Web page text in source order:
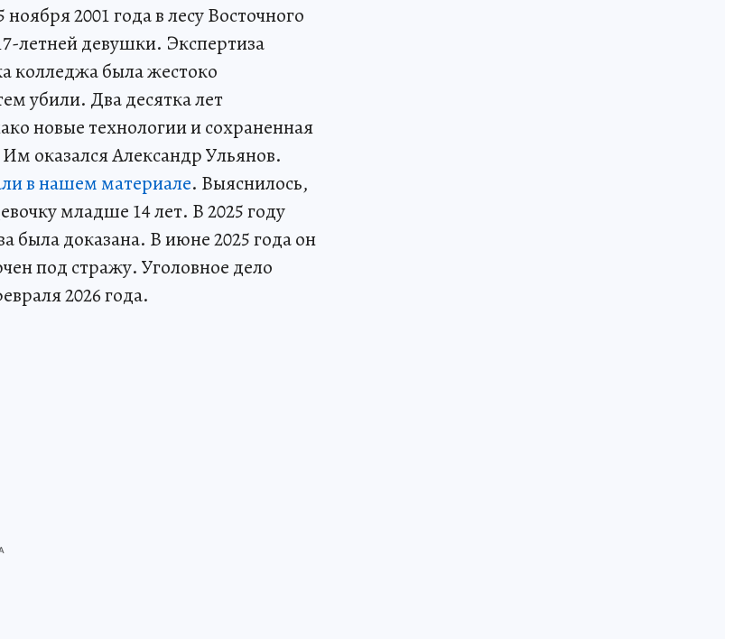
2001 года в лесу Восточного
летней девушки. Экспертиза
колледжа была жестоко
убили. Два десятка лет
новые технологии и сохраненная
оказался Александр Ульянов.
в нашем материале. Выяснилось,
младше 14 лет. В 2025 году
была доказана. В июне 2025 года он
под стражу. Уголовное дело
2026 года.